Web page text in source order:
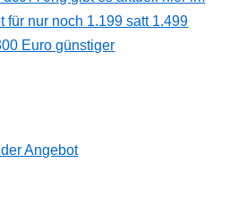
für nur noch 1.199 satt 1.499
Euro günstiger